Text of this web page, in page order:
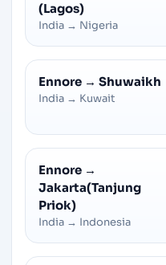
(Lagos)
India → Nigeria
Ennore → Shuwaikh
India → Kuwait
Ennore →
Jakarta(Tanjung
Priok)
India → Indonesia